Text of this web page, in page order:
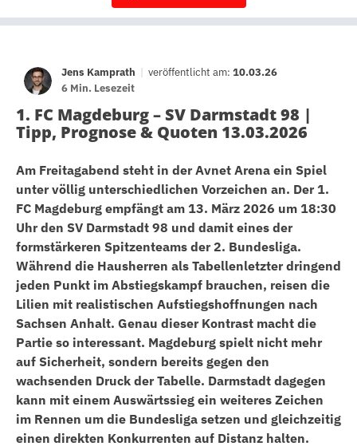
Jens Kamprath | veröffentlicht am: 10.03.26
6 Min. Lesezeit
1. FC Magdeburg – SV Darmstadt 98 |
Tipp, Prognose & Quoten 13.03.2026
Am Freitagabend steht in der Avnet Arena ein Spiel
unter völlig unterschiedlichen Vorzeichen an. Der 1.
FC Magdeburg empfängt am 13. März 2026 um 18:30
Uhr den SV Darmstadt 98 und damit eines der
formstärkeren Spitzenteams der 2. Bundesliga.
Während die Hausherren als Tabellenletzter dringend
jeden Punkt im Abstiegskampf brauchen, reisen die
Lilien mit realistischen Aufstiegshoffnungen nach
Sachsen Anhalt. Genau dieser Kontrast macht die
Partie so interessant. Magdeburg spielt nicht mehr
auf Sicherheit, sondern bereits gegen den
wachsenden Druck der Tabelle. Darmstadt dagegen
kann mit einem Auswärtssieg ein weiteres Zeichen
im Rennen um die Bundesliga setzen und gleichzeitig
einen direkten Konkurrenten auf Distanz halten.